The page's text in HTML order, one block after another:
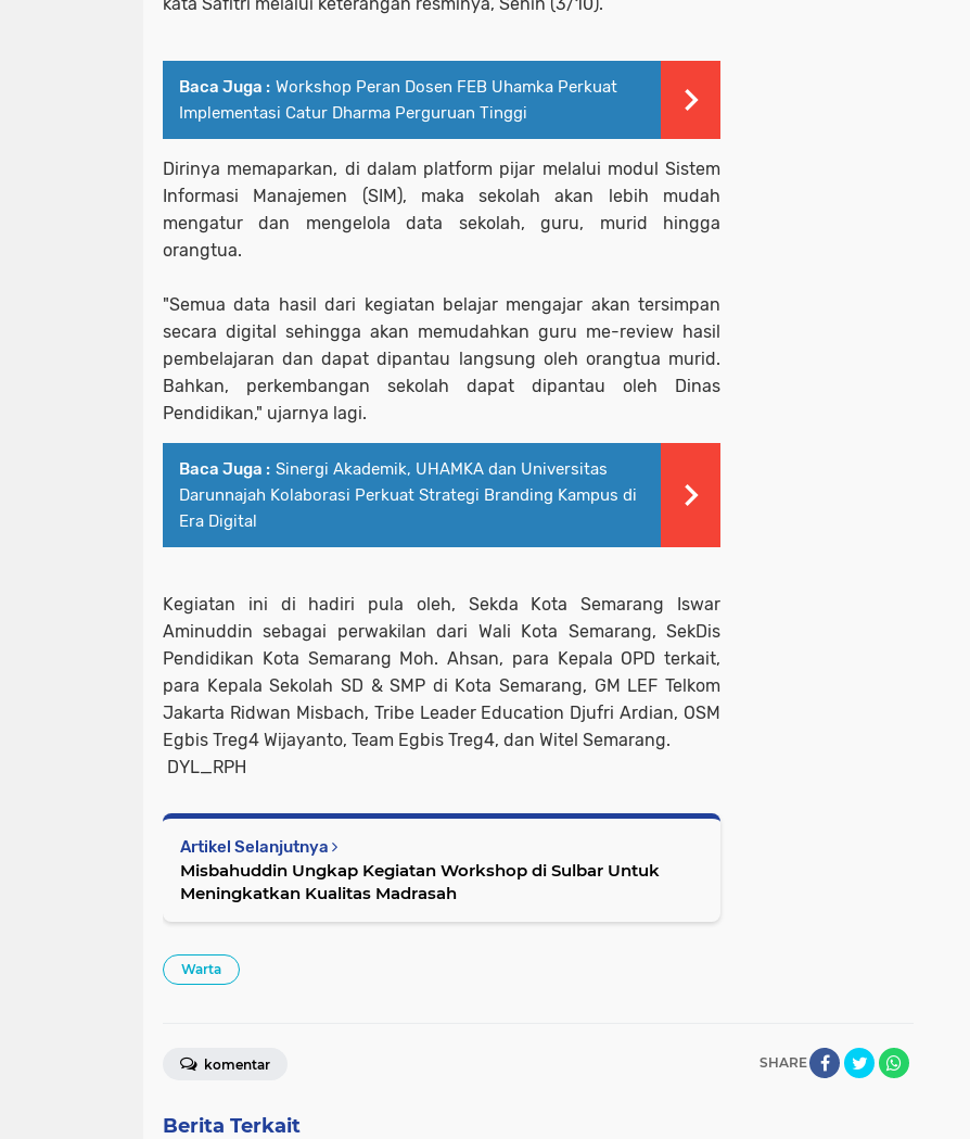
Baca Juga : Workshop Peran Dosen FEB Uhamka Perkuat
Implementasi Catur Dharma Perguruan Tinggi
Dirinya memaparkan, di dalam platform pijar melalui modul Sistem
Informasi Manajemen (SIM), maka sekolah akan lebih mudah
mengatur dan mengelola data sekolah, guru, murid hingga
orangtua.
"Semua data hasil dari kegiatan belajar mengajar akan tersimpan
secara digital sehingga akan memudahkan guru me-review hasil
pembelajaran dan dapat dipantau langsung oleh orangtua murid.
Bahkan, perkembangan sekolah dapat dipantau oleh Dinas
Pendidikan," ujarnya lagi.
Baca Juga : Sinergi Akademik, UHAMKA dan Universitas
Darunnajah Kolaborasi Perkuat Strategi Branding Kampus di
Era Digital
Kegiatan ini di hadiri pula oleh, Sekda Kota Semarang Iswar
Aminuddin sebagai perwakilan dari Wali Kota Semarang, SekDis
Pendidikan Kota Semarang Moh. Ahsan, para Kepala OPD terkait,
para Kepala Sekolah SD & SMP di Kota Semarang, GM LEF Telkom
Jakarta Ridwan Misbach, Tribe Leader Education Djufri Ardian, OSM
Egbis Treg4 Wijayanto, Team Egbis Treg4, dan Witel Semarang.
DYL_RPH
Artikel Selanjutnya
Misbahuddin Ungkap Kegiatan Workshop di Sulbar Untuk
Meningkatkan Kualitas Madrasah
Warta
SHARE
komentar
Berita Terkait